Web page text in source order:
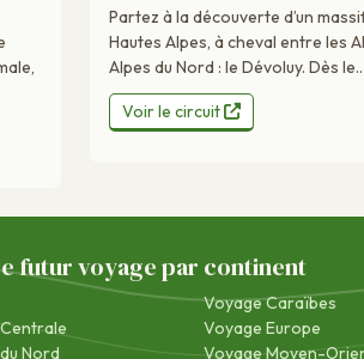
Partez à la découverte d’un
Hautes Alpes, à cheval entre les
Alpes du Nord : le Dévoluy. Dès le..
Voir le circuit
futur voyage par continent
Nord
Voyage Caraïbes
Voyage Europe
Voyage Moyen-